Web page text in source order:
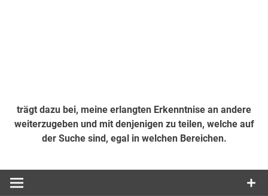
trägt dazu bei, meine erlangten Erkenntnise an andere
weiterzugeben und mit denjenigen zu teilen, welche auf
der Suche sind, egal in welchen Bereichen.